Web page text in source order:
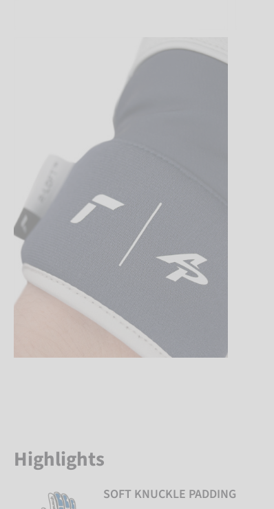
Highlights
SOFT KNUCKLE PADDING